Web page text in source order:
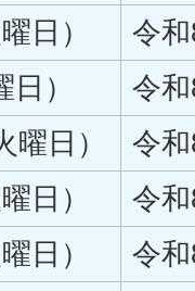
日）
令
）
令
日）
令
日）
令
日）
令